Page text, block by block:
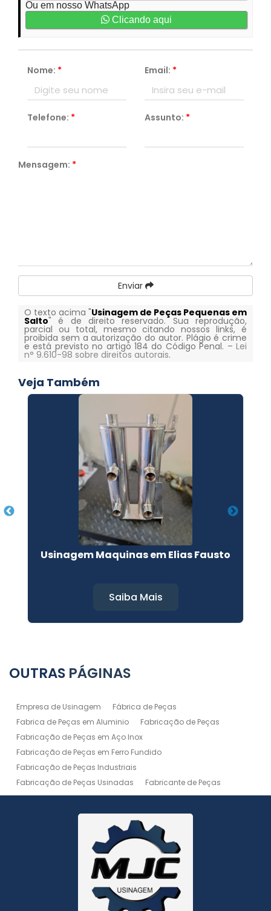
Ou em nosso WhatsApp
Clicando aqui
Nome: * Email: *
Telefone: * Assunto: *
Mensagem: *
Enviar
O texto acima "Usinagem de Peças Pequenas em
Salto" é de direito reservado. Sua reprodução,
parcial ou total, mesmo citando nossos links, é
proibida sem a autorização do autor. Plágio é crime
e está previsto no artigo 184 do Código Penal. – Lei
n° 9.610-98 sobre direitos autorais.
Veja Também
Usinagem Maquinas em Elias Fausto
Saiba Mais
OUTRAS PÁGINAS
Empresa de Usinagem
Fábrica de Peças
Fabrica de Peças em Aluminio
Fabricação de Peças
Fabricação de Peças em Aço Inox
Fabricação de Peças em Ferro Fundido
Fabricação de Peças Industriais
Fabricação de Peças Usinadas
Fabricante de Peças
Fabricante de Peças de Máquinas
Manutenção de Máquina
Peças Usinadas
Serviço de Soldagem
Serviço de Usinagem
Serviço de Usinagem Pesada
Serviços de Usinagem CNC
Serviços de Usinagem de Peças
Serviços de Usinagem Tornearia e Solda
Usinagem
Usinagem Aluminio